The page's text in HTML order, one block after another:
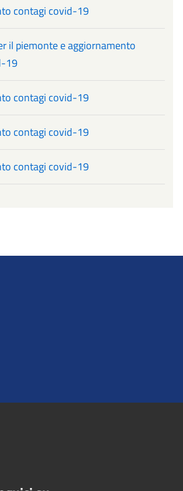
contagi covid-19
il piemonte e aggiornamento
19
contagi covid-19
contagi covid-19
contagi covid-19